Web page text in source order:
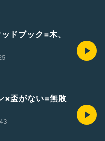
ドブック=木、
×盃がない=無敗